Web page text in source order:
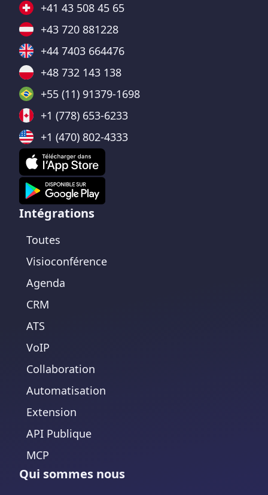
+41 43 508 45 65
+43 720 881228
+44 7403 664476
+48 732 143 138
+55 (11) 91379-1698
+1 (778) 653-6233
+1 (470) 802-4333
Intégrations
Toutes
Visioconférence
Agenda
CRM
ATS
VoIP
Collaboration
Automatisation
Extension
API Publique
MCP
Qui sommes nous